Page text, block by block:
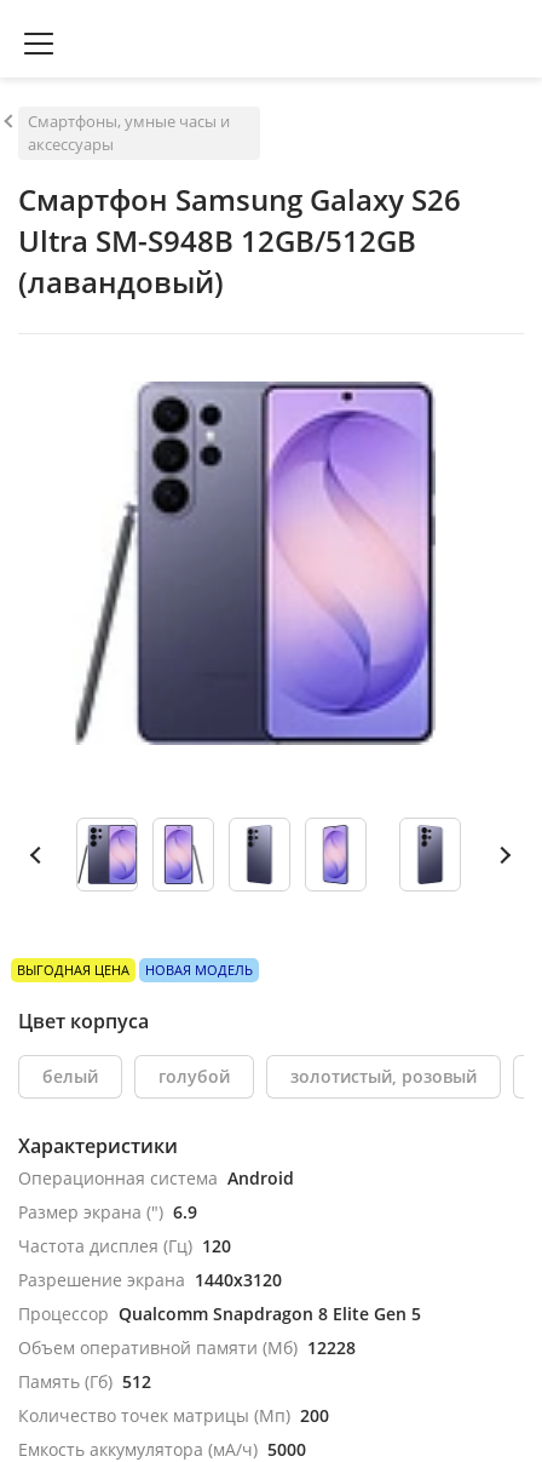
Смартфоны, умные часы и
аксессуары
Смартфон Samsung Galaxy S26
Ultra SM-S948B 12GB/512GB
(лавандовый)
ВЫГОДНАЯ ЦЕНА НОВАЯ МОДЕЛЬ
Цвет корпуса
белый голубой золотистый, розовый
Характеристики
Операционная система Android
Размер экрана (") 6.9
Частота дисплея (Гц) 120
Разрешение экрана 1440x3120
Процессор Qualcomm Snapdragon 8 Elite Gen 5
Объем оперативной памяти (Мб) 12228
Память (Гб) 512
Количество точек матрицы (Мп) 200
Емкость аккумулятора (мА/ч) 5000